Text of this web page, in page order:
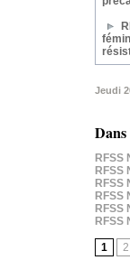
Jeudi
RFSS
RFSS
RFSS
RFSS
RFSS
RFSS
1 2